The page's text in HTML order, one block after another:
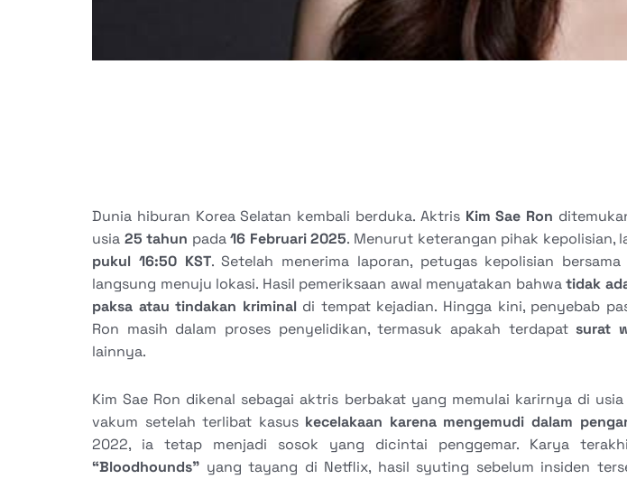
Dunia hiburan Korea Selatan kembali berduka. Aktris Kim Sae Ron
usia 25 tahun pada16 Februari 2025. Menurut keterangan pihak kepolisian,
pukul 16:50 KST. Setelah menerima laporan, petugas kepolisian
langsung menuju lokasi. Hasil pemeriksaan awal menyatakan bahwatidak
paksa atau tindakan kriminaldi tempat kejadian. Hingga kini, penyebab
Ron masih dalam proses penyelidikan, termasuk apakah terdapat surat
lainnya.
Kim Sae Ron dikenal sebagai aktris berbakat yang memulai karirnya di
vakum setelah terlibat kasus kecelakaan karena mengemudi dalam
2022, ia tetap menjadi sosok yang dicintai penggemar. Karya
“Bloodhounds” yang tayang di Netflix, hasil syuting sebelum insiden